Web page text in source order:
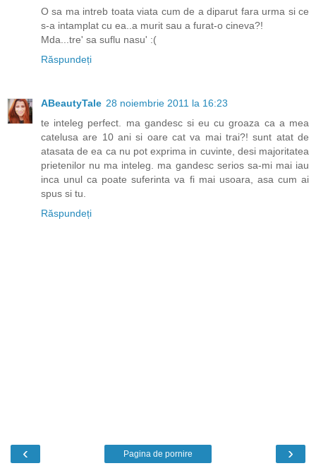
O sa ma intreb toata viata cum de a diparut fara urma si ce
s-a intamplat cu ea..a murit sau a furat-o cineva?!
Mda...tre' sa suflu nasu' :(
Răspundeți
ABeautyTale 28 noiembrie 2011 la 16:23
te inteleg perfect. ma gandesc si eu cu groaza ca a mea
catelusa are 10 ani si oare cat va mai trai?! sunt atat de
atasata de ea ca nu pot exprima in cuvinte, desi majoritatea
prietenilor nu ma inteleg. ma gandesc serios sa-mi mai iau
inca unul ca poate suferinta va fi mai usoara, asa cum ai
spus si tu.
Răspundeți
‹ ›
Pagina de pornire